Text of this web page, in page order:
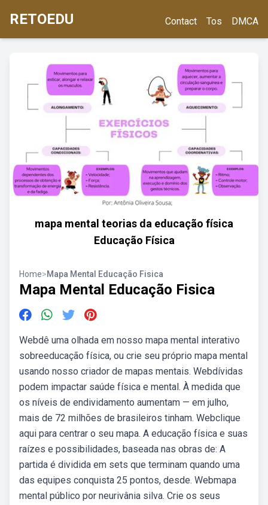
RETOEDU Contact Tos DMCA
mapa mental teorias da educação física
Educação Física
Home>Mapa Mental Educação Fisica
Mapa Mental Educação Fisica
Webdê uma olhada em nosso mapa mental interativo
sobreeducação física, ou crie seu próprio mapa mental
usando nosso criador de mapas mentais. Webdívidas
podem impactar saúde física e mental. À medida que
os níveis de endividamento aumentam — em julho,
mais de 72 milhões de brasileiros tinham. Webclique
aqui para centrar o seu mapa. A educação física e suas
raízes e possibilidades, baseada nas obras de: A
partida é dividida em sets que terminam quando uma
das equipes conquista 25 pontos, desde. Webmapa
mental público por neurivânia silva. Crie os seus